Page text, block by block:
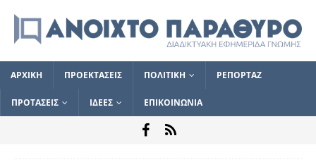
ΑΡΧΙΚΗ ΠΡΟΕΚΤΑΣΕΙΣ ΠΟΛΙΤΙΚΗ ΡΕΠΟΡΤΑΖ
ΠΡΟΤΑΣΕΙΣ ΙΔΕΕΣ ΕΠΙΚΟΙΝΩΝΙΑ